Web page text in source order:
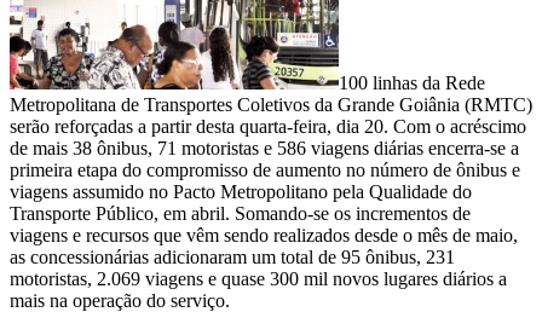
100 linhas da Rede
Metropolitana de Transportes Coletivos da Grande Goiânia (RMTC)
serão reforçadas a partir desta quarta-feira, dia 20. Com o acréscimo
de mais 38 ônibus, 71 motoristas e 586 viagens diárias encerra-se a
primeira etapa do compromisso de aumento no número de ônibus e
viagens assumido no Pacto Metropolitano pela Qualidade do
Transporte Público, em abril. Somando-se os incrementos de
viagens e recursos que vêm sendo realizados desde o mês de maio,
as concessionárias adicionaram um total de 95 ônibus, 231
motoristas, 2.069 viagens e quase 300 mil novos lugares diários a
mais na operação do serviço.